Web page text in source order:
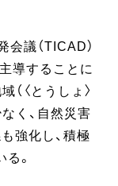
会議（TICAD）
導することに
〈とうしょ〉
く、自然災害
強化し、積極
。